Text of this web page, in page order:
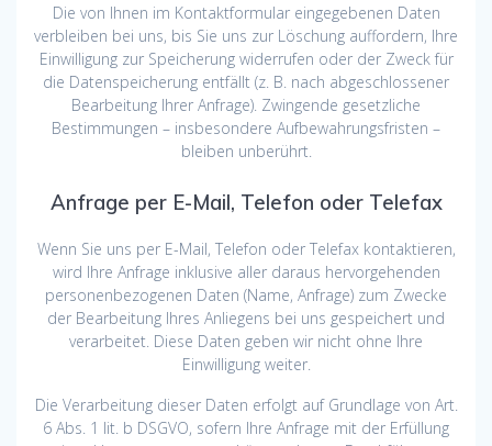
Die von Ihnen im Kontaktformular eingegebenen Daten
verbleiben bei uns, bis Sie uns zur Löschung auffordern, Ihre
Einwilligung zur Speicherung widerrufen oder der Zweck für
die Datenspeicherung entfällt (z. B. nach abgeschlossener
Bearbeitung Ihrer Anfrage). Zwingende gesetzliche
Bestimmungen – insbesondere Aufbewahrungsfristen –
bleiben unberührt.
Anfrage per E-Mail, Telefon oder Telefax
Wenn Sie uns per E-Mail, Telefon oder Telefax kontaktieren,
wird Ihre Anfrage inklusive aller daraus hervorgehenden
personenbezogenen Daten (Name, Anfrage) zum Zwecke
der Bearbeitung Ihres Anliegens bei uns gespeichert und
verarbeitet. Diese Daten geben wir nicht ohne Ihre
Einwilligung weiter.
Die Verarbeitung dieser Daten erfolgt auf Grundlage von Art.
6 Abs. 1 lit. b DSGVO, sofern Ihre Anfrage mit der Erfüllung